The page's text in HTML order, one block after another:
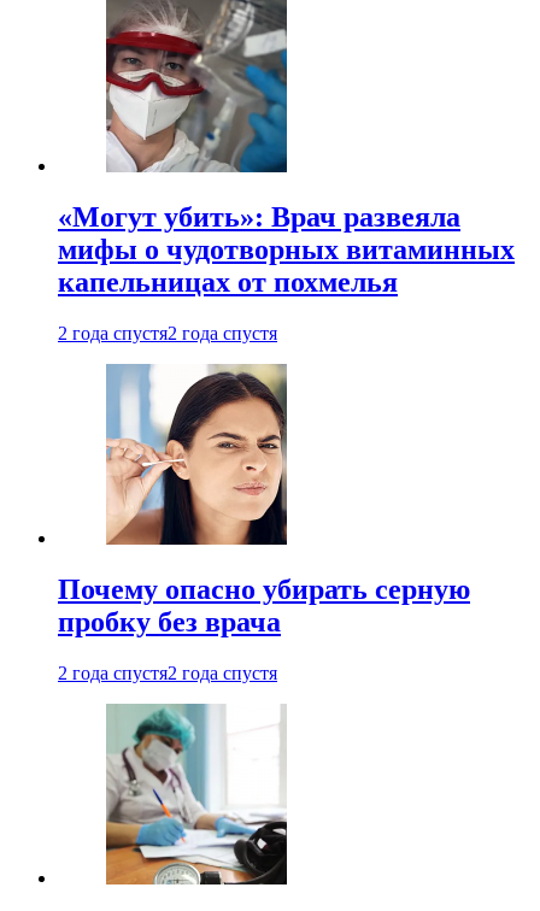
«Могут убить»: Врач развеяла
мифы о чудотворных витаминных
капельницах от похмелья
2 года спустя2 года спустя
Почему опасно убирать серную
пробку без врача
2 года спустя2 года спустя